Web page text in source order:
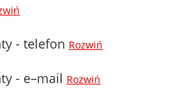
- telefon Rozwiń
- e–mail Rozwiń